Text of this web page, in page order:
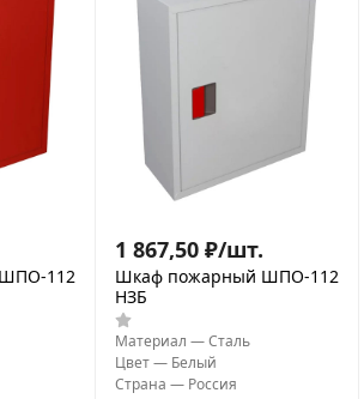
112
1 867,50 ₽/шт.
Шкаф пожарный ШПО-112
НЗБ
Материал —Сталь
Цвет— Белый
Страна — Россия